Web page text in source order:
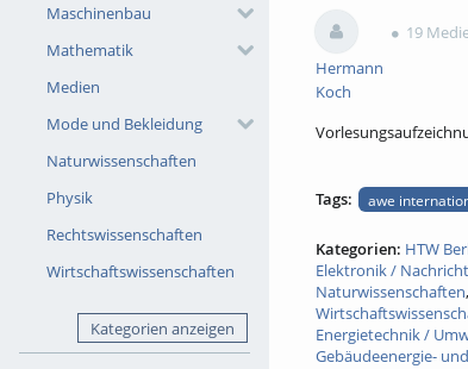
Maschinenbau
Mathematik
Medien
Mode und Bekleidung
Naturwissenschaften
Physik
Rechtswissenschaften
Wirtschaftswissenschaften
Kategorien anzeigen
views
favorites
Hermann
Koch
19
Tags: awe
Kategorien: HTW
Elektronik /
Naturwissenschaften,
Energietechnik /
Gebäudeenergie-